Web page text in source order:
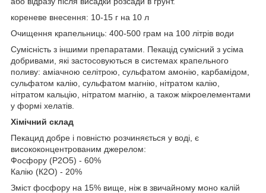
кореневе внесення: 10-15 г на 10 л
Очищення крапельниць: 400-500 грам на 100 літрів води
Сумісність з іншими препаратами. Пекацід сумісний з усіма
добривами, які застосовуються в системах крапельного
поливу: аміачною селітрою, сульфатом амонію, карбамідом,
сульфатом калію, сульфатом магнію, нітратом калію,
нітратом кальцію, нітратом магнію, а також мікроелементами
у формі хелатів.
Хімічний склад
Пекацид добре і повністю розчиняється у воді, є
висококонцентрованим джерелом:
Фосфору (Р2О5) - 60%
Калію (К2О) - 20%
Зміст фосфору на 15% вище, ніж в звичайному моно калій